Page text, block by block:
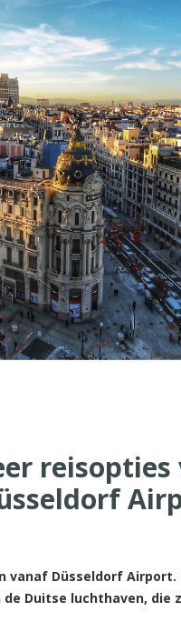
reisopties
Düsseldorf Airport.
Duitse luchthaven, die